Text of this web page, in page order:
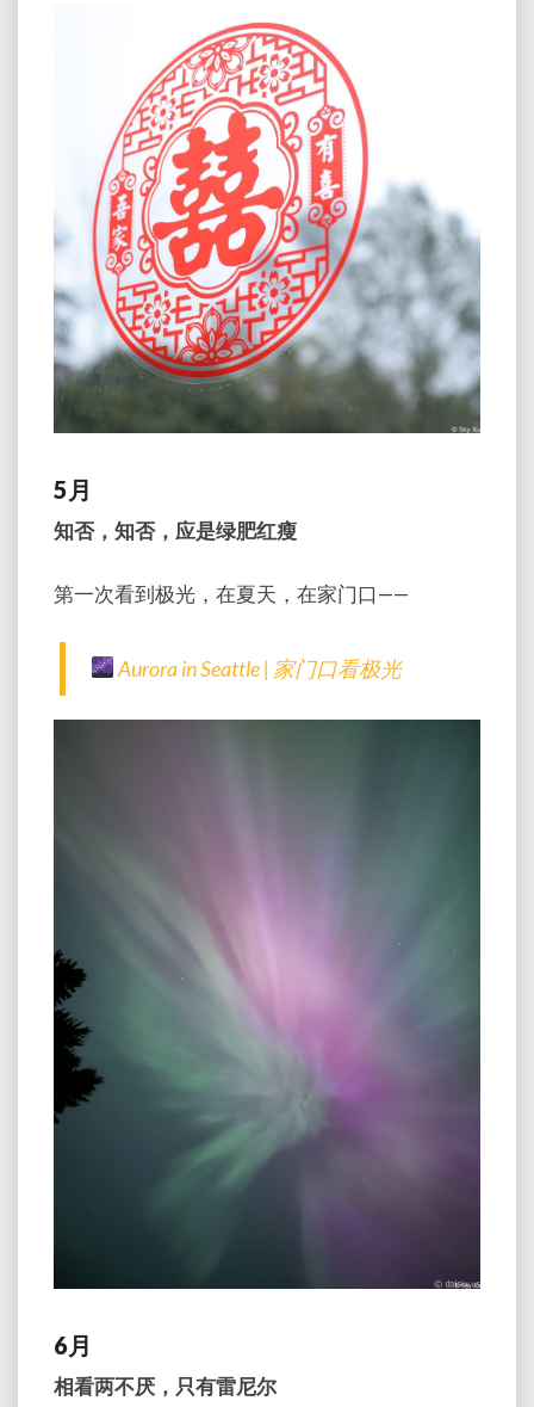
5月
知否，知否，应是绿肥红瘦
第一次看到极光，在夏天，在家门口——
Aurora in Seattle | 家门口看极光
6月
相看两不厌，只有雷尼尔